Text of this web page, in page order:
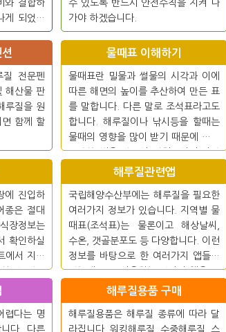
와 결합하
게 되었습
수 있도록 반드시 안전수칙을 지켜 나
가야 하겠습니다.
질 전문펜
해산물 판
루질을 원
면 함께 할
물때표 이해하기
물때표란 밀물과 썰물의 시각과 이에
따른 해면의 높이를 추산하여 만든 표
를 말합니다. 다른 말로 조석표라고도
합니다. 해루질이나 낚시등을 할때는
물때의 영향을 많이 받기 때문에 물때
표 보는법을 반드시 익혀두시기 바랍
에 진입하
종은 절대
장정보는
확인하실
에서 지역
수 있으
면 양식어
해루질관련앱
국립해양수산부에는 해루질을 필요한
여러가지 정보가 있습니다. 지역별 물
때표(조석표)는 물론이고 해상날씨,
수온, 갯골분포도 등 다양합니다. 이런
정보를 바탕으로 한 여러가지 앱들이
있는데 주로 사용하는 몇가지 앱을 소
개합니다.
렵다는 명
다. 다른
해루질용품 구매
해루질용품은 해루질 종류에 따라 달
라집니다. 워킹해루질, 수중해루질, 스